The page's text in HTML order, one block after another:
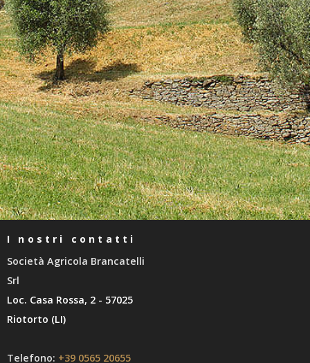
I nostri contatti
Società Agricola Brancatelli
Srl
Loc. Casa Rossa, 2 - 57025
Riotorto (LI)
Telefono: +39 0565 20655